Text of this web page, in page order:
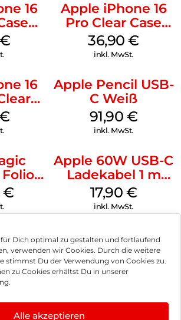
Dich optimal zu gestalten und fortlaufend
verwenden wir Cookies. Durch die weitere
stimmst Du der Verwendung von Cookies zu.
zu Cookies erhältst Du in unserer
Alle akzeptieren
16
€
Apple iPhone 16
Pro Clear Case
MagSafe
Transparent
36,90€
inkl. MwSt.
16
Apple Pencil USB-
C Weiß
91,90 €
inkl. MwSt.
€
Apple 60W USB-C
Ladekabel 1 m
Weiß
17,90 €
inkl. MwSt.